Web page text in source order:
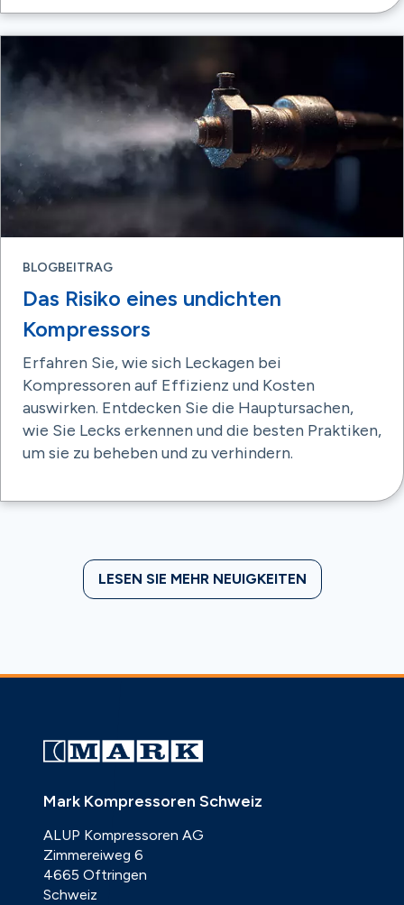
BLOGBEITRAG
Das Risiko eines undichten
Kompressors
Erfahren Sie, wie sich Leckagen bei
Kompressoren auf Effizienz und Kosten
auswirken. Entdecken Sie die Hauptursachen,
wie Sie Lecks erkennen und die besten Praktiken,
um sie zu beheben und zu verhindern.
LESEN SIE MEHR NEUIGKEITEN
Mark Kompressoren Schweiz
ALUP Kompressoren AG
Zimmereiweg 6
4665 Oftringen
Schweiz